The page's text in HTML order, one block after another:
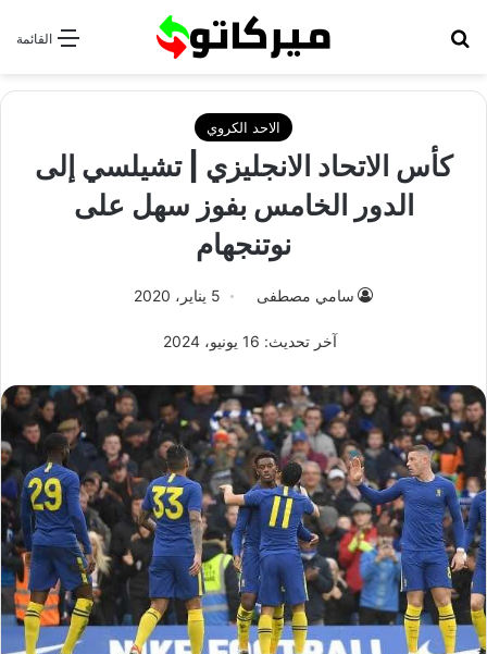
القائمة
الاحد الكروي
كأس الاتحاد الانجليزي | تشيلسي إلى
الدور الخامس بفوز سهل على
نوتنجهام
سامي مصطفى 5 يناير، 2020
آخر تحديث: 16 يونيو، 2024